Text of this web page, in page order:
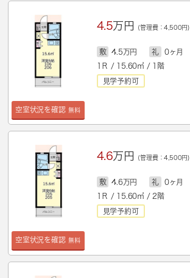
空室状況を確認 無料
4.5万円 (管理費：4,500円)
敷 4.5万円 礼
0ヶ月
1Ｒ / 15.60㎡ / 1階
見学予約可
空室状況を確認 無料
4.6 万円 (管理費：4,500円)
敷 4.6万円 礼
0ヶ月
1Ｒ / 15.60㎡ / 2階
見学予約可